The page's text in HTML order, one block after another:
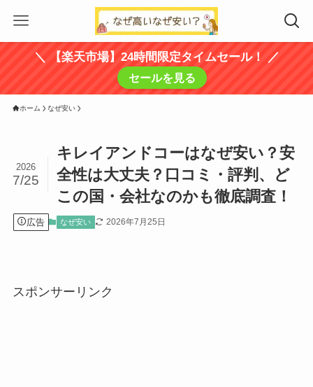
＼ 【楽天市場】24時間限定タイムセール！ ／
セールを見る
ホーム なぜ安い
キレイアンドコーはなぜ安い？安
全性は大丈夫？口コミ・評判、ど
この国・会社なのかも徹底調査！
2026
7/25
広告 なぜ安い 2026年7月25日
スポンサーリンク